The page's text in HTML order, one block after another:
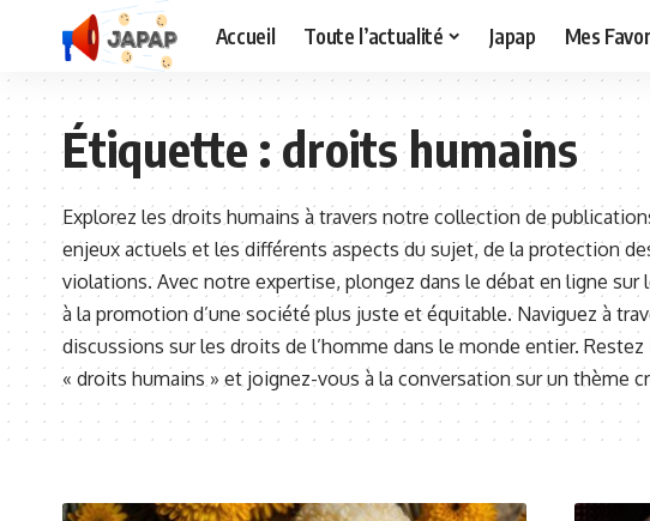
Accueil Toute l’actualité Japap Mes
Étiquette :droits humains
Explorez les droits humains à travers notre collection de
enjeux actuels et les différents aspects du sujet, de la protection
violations. Avec notre expertise, plongez dans le débat en ligne
à la promotion d’une société plus juste et équitable. Naviguez à
discussions sur les droits de l’homme dans le monde entier.
« droits humains » et joignez-vous à la conversation sur un thème